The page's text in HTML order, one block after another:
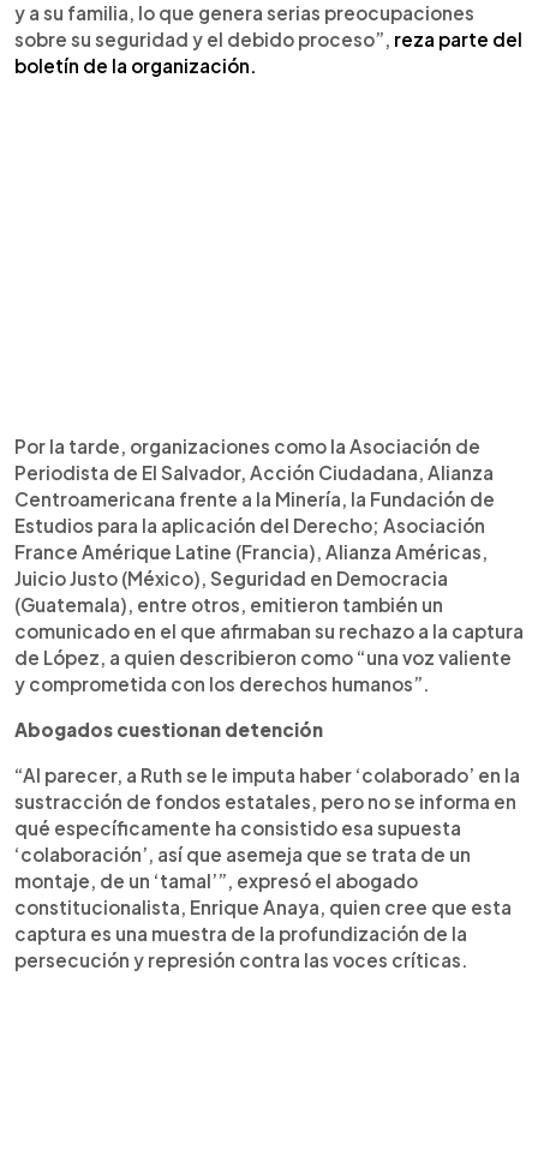
y a su familia, lo que genera serias preocupaciones
sobre su seguridad y el debido proceso”, reza parte del
boletín de la organización.
Por la tarde, organizaciones como la Asociación de
Periodista de El Salvador, Acción Ciudadana, Alianza
Centroamericana frente a la Minería, la Fundación de
Estudios para la aplicación del Derecho; Asociación
France Amérique Latine (Francia), Alianza Américas,
Juicio Justo (México), Seguridad en Democracia
(Guatemala), entre otros, emitieron también un
comunicado en el que afirmaban su rechazo a la captura
de López, a quien describieron como “una voz valiente
y comprometida con los derechos humanos”.
Abogados cuestionan detención
“Al parecer, a Ruth se le imputa haber ‘colaborado’ en la
sustracción de fondos estatales, pero no se informa en
qué específicamente ha consistido esa supuesta
‘colaboración’, así que asemeja que se trata de un
montaje, de un ‘tamal’”, expresó el abogado
constitucionalista, Enrique Anaya, quien cree que esta
captura es una muestra de la profundización de la
persecución y represión contra las voces críticas.